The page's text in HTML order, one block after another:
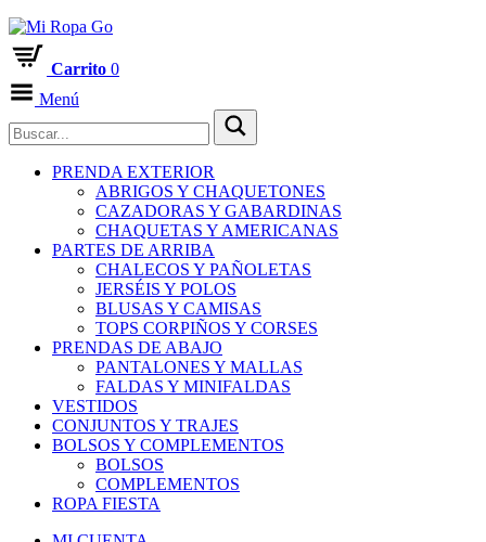
Carrito 0
Menú
PRENDA EXTERIOR
ABRIGOS Y CHAQUETONES
CAZADORAS Y GABARDINAS
CHAQUETAS Y AMERICANAS
PARTES DE ARRIBA
CHALECOS Y PAÑOLETAS
JERSÉIS Y POLOS
BLUSAS Y CAMISAS
TOPS CORPIÑOS Y CORSES
PRENDAS DE ABAJO
PANTALONES Y MALLAS
FALDAS Y MINIFALDAS
VESTIDOS
CONJUNTOS Y TRAJES
BOLSOS Y COMPLEMENTOS
BOLSOS
COMPLEMENTOS
ROPA FIESTA